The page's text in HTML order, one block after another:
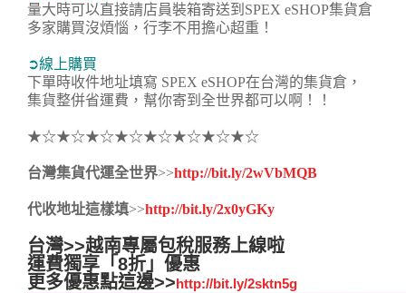
量大時可以直接請店員裝箱寄送到SPEX eSHOP集貨倉
多家購買沒煩惱，行李不用擔心超重！
➲線上購買
下單時收件地址填寫 SPEX eSHOP在台灣的集貨倉，
集貨整併省運費，幫你寄到全世界都可以啊！！
★☆★☆★☆★☆★☆★☆★☆★☆
台灣集貨代運全世界>>http://bit.ly/2wVbMQB
代收地址這樣填>>http://bit.ly/2x0yGKy
台灣>>越南專屬包稅服務上線啦
運費獨享「8折」優惠
更多優惠點這邊>>http://bit.ly/2sktn5g